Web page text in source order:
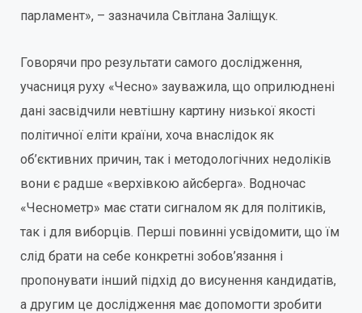
парламент», – зазначила Світлана Заліщук.
Говорячи про результати самого дослідження,
учасниця руху «Чесно» зауважила, що оприлюднені
дані засвідчили невтішну картину низької якості
політичної еліти країни, хоча внаслідок як
об’єктивних причин, так і методологічних недоліків
вони є радше «верхівкою айсберга». Водночас
«Чеснометр» має стати сигналом як для політиків,
так і для виборців. Перші повинні усвідомити, що їм
слід брати на себе конкретні зобов’язання і
пропонувати інший підхід до висунення кандидатів,
а другим це дослідження має допомогти зробити